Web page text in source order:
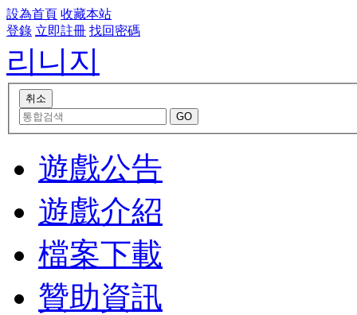
設為首頁 收藏本站
登錄 立即註冊 找回密碼
리니지
遊戲公告
遊戲介紹
檔案下載
贊助資訊